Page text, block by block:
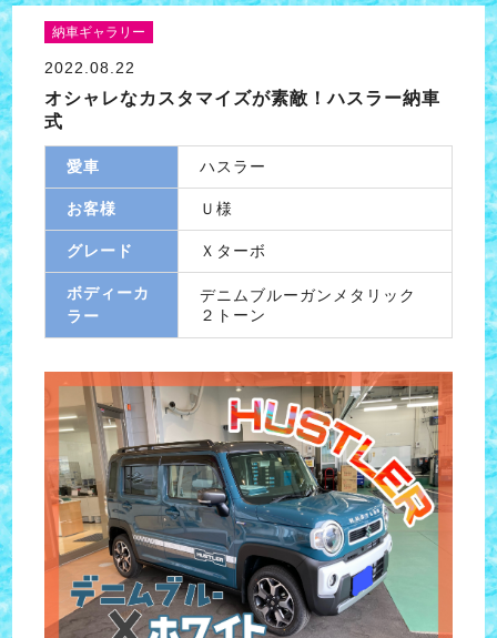
納車ギャラリー
2022.08.22
オシャレなカスタマイズが素敵！ハスラー納車
式
愛車 ハスラー
お客様 Ｕ様
グレード Ｘターボ
ボディーカ
ラー
デニムブルーガンメタリック
２トーン